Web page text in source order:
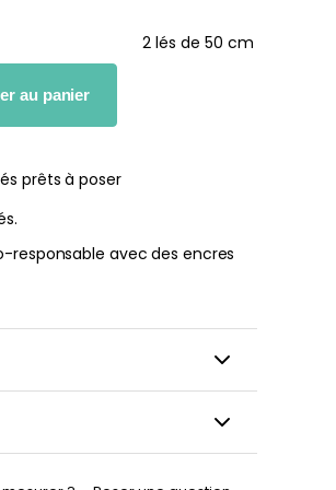
petits carreaux pour enfant
14,90€
2 lés de 50 cm
au panier
prêts à poser
avec des encres